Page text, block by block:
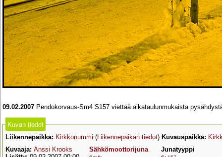
09.02.2007 Pendokorvaus-Sm4 S157 viettää aikataulunmukaista
Kuvan tiedot
Liikennepaikka: Kirkkonummi (Liikennepaikan tiedot) Kuvauspaikka:
Kuvaaja: Anssi Krooks
Sähkömoottorijuna Junatyyppi